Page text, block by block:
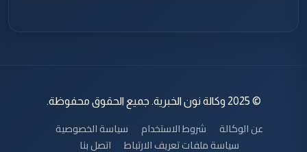
© 2025 وكالة نون الخبرية. جميع الحقوق محفوظة.
عن الوكالة شروط الاستخدام
سياسة الخصوصية
سياسة ملفات تعريف الارتباط
اتصل بنا